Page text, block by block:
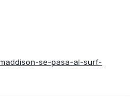
se-pasa-al-surf-